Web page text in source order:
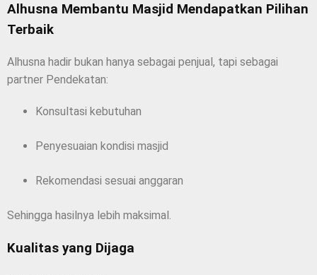
Alhusna Membantu Masjid Mendapatkan Pilihan
Terbaik
Alhusna hadir bukan hanya sebagai penjual, tapi sebagai
partner Pendekatan:
Konsultasi kebutuhan
Penyesuaian kondisi masjid
Rekomendasi sesuai anggaran
Sehingga hasilnya lebih maksimal.
Kualitas yang Dijaga